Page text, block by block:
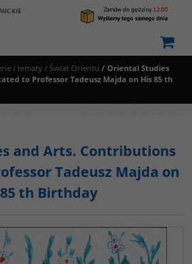
i tematy / Świat Orientu / Oriental Studies
to Professor Tadeusz Majda on His 85 th
and Arts. Contributions
Tadeusz Majda on
th Birthday